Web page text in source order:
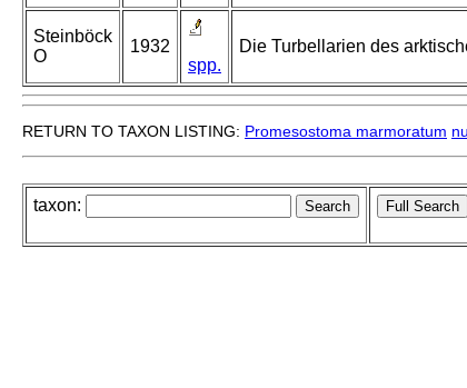
Steinböck
O
1932
spp.
Die Turbellarien des
RETURN TO TAXON LISTING: Promesostoma marmoratum
taxon: